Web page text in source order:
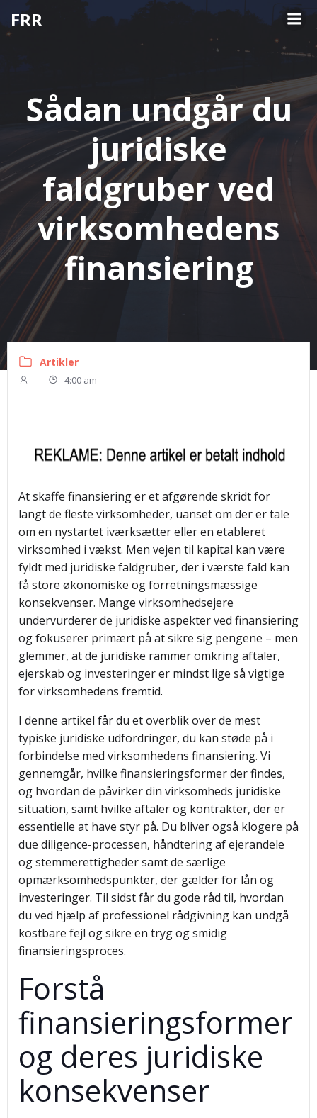
Videre
FRR
Sådan undgår du
juridiske
faldgruber ved
virksomhedens
finansiering
Artikler
- 4:00 am
At skaffe finansiering er et afgørende skridt for
langt de fleste virksomheder, uanset om der er tale
om en nystartet iværksætter eller en etableret
virksomhed i vækst. Men vejen til kapital kan være
fyldt med juridiske faldgruber, der i værste fald kan
få store økonomiske og forretningsmæssige
konsekvenser. Mange virksomhedsejere
undervurderer de juridiske aspekter ved finansiering
og fokuserer primært på at sikre sig pengene – men
glemmer, at de juridiske rammer omkring aftaler,
ejerskab og investeringer er mindst lige så vigtige
for virksomhedens fremtid.
I denne artikel får du et overblik over de mest
typiske juridiske udfordringer, du kan støde på i
forbindelse med virksomhedens finansiering. Vi
gennemgår, hvilke finansieringsformer der findes,
og hvordan de påvirker din virksomheds juridiske
situation, samt hvilke aftaler og kontrakter, der er
essentielle at have styr på. Du bliver også klogere på
due diligence-processen, håndtering af ejerandele
og stemmerettigheder samt de særlige
opmærksomhedspunkter, der gælder for lån og
investeringer. Til sidst får du gode råd til, hvordan
du ved hjælp af professionel rådgivning kan undgå
kostbare fejl og sikre en tryg og smidig
finansieringsproces.
Forstå
finansieringsformer
og deres juridiske
konsekvenser